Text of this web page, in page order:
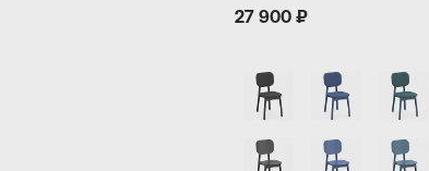
27 900 ₽